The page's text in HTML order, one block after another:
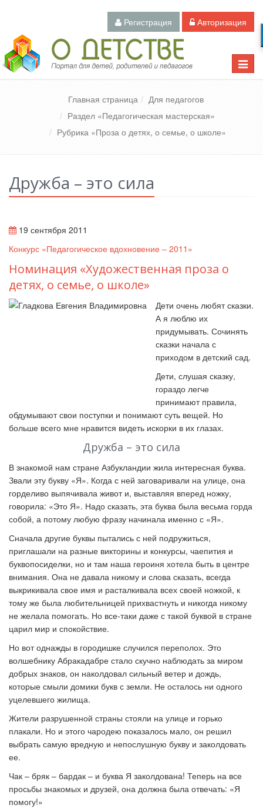
Регистрация Авторизация
Toggle
Педагогический портал «О детстве»
Главная страница
Для педагогов
Раздел «Педагогическая мастерская»
Рубрика «Проза о детях, о семье, о школе»
Дружба – это сила
19 сентября 2011
Конкурс «Педагогическое вдохновение – 2011»
Номинация «Художественная проза о
детях, о семье, о школе»
Дети очень любят сказки.
А я люблю их
придумывать. Сочинять
сказки начала с
приходом в детский сад.
Дети, слушая сказку,
гораздо легче
принимают правила,
обдумывают свои поступки и понимают суть вещей. Но
больше всего мне нравится видеть искорки в их глазах.
Дружба – это сила
В знакомой нам стране Азбукландии жила интересная буква.
Звали эту букву «Я». Когда с ней заговаривали на улице, она
горделиво выпячивала живот и, выставляя вперед ножку,
говорила: «Это Я». Надо сказать, эта буква была весьма горда
собой, а потому любую фразу начинала именно с «Я».
Сначала другие буквы пытались с ней подружиться,
приглашали на разные викторины и конкурсы, чаепития и
буквопосиделки, но и там наша героиня хотела быть в центре
внимания. Она не давала никому и слова сказать, всегда
выкрикивала свое имя и расталкивала всех своей ножкой, к
тому же была любительницей прихвастнуть и никогда никому
не желала помогать. Но все-таки даже с такой буквой в стране
царил мир и спокойствие.
Но вот однажды в городишке случился переполох. Это
волшебнику Абракадабре стало скучно наблюдать за миром
добрых знаков, он наколдовал сильный ветер и дождь,
которые смыли домики букв с земли. Не осталось ни одного
уцелевшего жилища.
Жители разрушенной страны стояли на улице и горько
плакали. Но и этого чародею показалось мало, он решил
выбрать самую вредную и непослушную букву и заколдовать
ее.
Чак – бряк – бардак – и буква Я заколдована! Теперь на все
просьбы знакомых и друзей, она должна была отвечать: «Я
помогу!»